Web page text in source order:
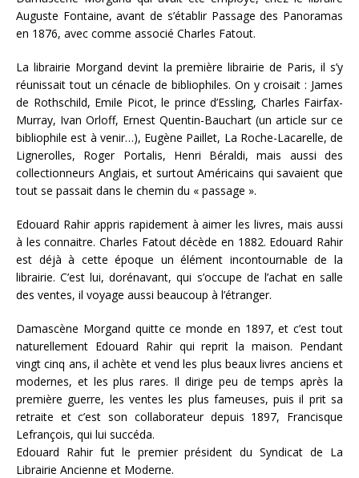
Auguste Fontaine, avant de s’établir Passage des Panoramas
en 1876, avec comme associé Charles Fatout.
La librairie Morgand devint la première librairie de Paris, il s’y
réunissait tout un cénacle de bibliophiles. On y croisait : James
de Rothschild, Emile Picot, le prince d’Essling, Charles Fairfax-
Murray, Ivan Orloff, Ernest Quentin-Bauchart (un article sur ce
bibliophile est à venir…), Eugène Paillet, La Roche-Lacarelle, de
Lignerolles, Roger Portalis, Henri Béraldi, mais aussi des
collectionneurs Anglais, et surtout Américains qui savaient que
tout se passait dans le chemin du « passage ».
Edouard Rahir appris rapidement à aimer les livres, mais aussi
à les connaitre. Charles Fatout décède en 1882. Edouard Rahir
est déjà à cette époque un élément incontournable de la
librairie. C’est lui, dorénavant, qui s’occupe de l’achat en salle
des ventes, il voyage aussi beaucoup à l’étranger.
Damascène Morgand quitte ce monde en 1897, et c’est tout
naturellement Edouard Rahir qui reprit la maison. Pendant
vingt cinq ans, il achète et vend les plus beaux livres anciens et
modernes, et les plus rares. Il dirige peu de temps après la
première guerre, les ventes les plus fameuses, puis il prit sa
retraite et c’est son collaborateur depuis 1897, Francisque
Lefrançois, qui lui succéda.
Edouard Rahir fut le premier président du Syndicat de La
Librairie Ancienne et Moderne.